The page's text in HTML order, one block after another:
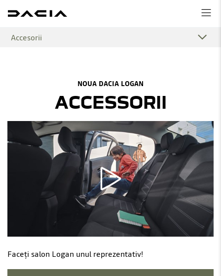
Accesorii
NOUA DACIA LOGAN
ACCESSORII
Faceți salon Logan unul reprezentativ!